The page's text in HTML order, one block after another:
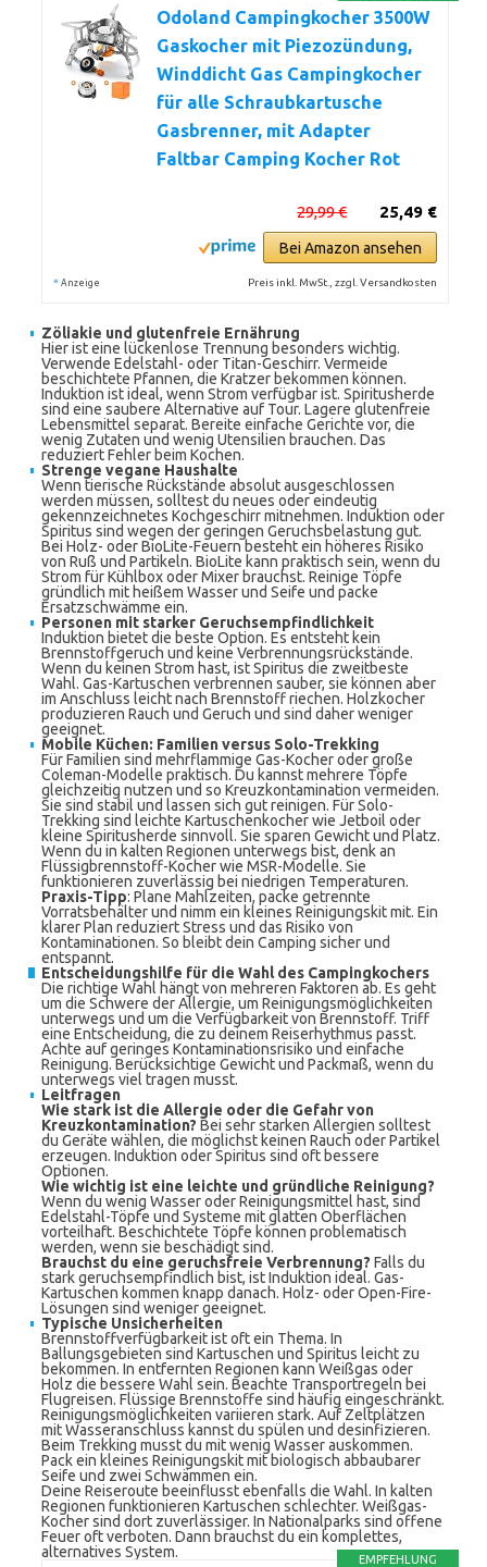
Odoland Campingkocher 3500W
Gaskocher mit Piezozündung,
Winddicht Gas Campingkocher
für alle Schraubkartusche
Gasbrenner, mit Adapter
Faltbar Camping Kocher Rot
25,49 €
29,99 €
Bei Amazon ansehen
* Anzeige Preis inkl. MwSt., zzgl. Versandkosten
Zöliakie und glutenfreie Ernährung
Hier ist eine lückenlose Trennung besonders wichtig.
Verwende Edelstahl- oder Titan-Geschirr. Vermeide
beschichtete Pfannen, die Kratzer bekommen können.
Induktion ist ideal, wenn Strom verfügbar ist. Spiritusherde
sind eine saubere Alternative auf Tour. Lagere glutenfreie
Lebensmittel separat. Bereite einfache Gerichte vor, die
wenig Zutaten und wenig Utensilien brauchen. Das
reduziert Fehler beim Kochen.
Strenge vegane Haushalte
Wenn tierische Rückstände absolut ausgeschlossen
werden müssen, solltest du neues oder eindeutig
gekennzeichnetes Kochgeschirr mitnehmen. Induktion oder
Spiritus sind wegen der geringen Geruchsbelastung gut.
Bei Holz- oder BioLite-Feuern besteht ein höheres Risiko
von Ruß und Partikeln. BioLite kann praktisch sein, wenn du
Strom für Kühlbox oder Mixer brauchst. Reinige Töpfe
gründlich mit heißem Wasser und Seife und packe
Ersatzschwämme ein.
Personen mit starker Geruchsempfindlichkeit
Induktion bietet die beste Option. Es entsteht kein
Brennstoffgeruch und keine Verbrennungsrückstände.
Wenn du keinen Strom hast, ist Spiritus die zweitbeste
Wahl. Gas-Kartuschen verbrennen sauber, sie können aber
im Anschluss leicht nach Brennstoff riechen. Holzkocher
produzieren Rauch und Geruch und sind daher weniger
geeignet.
Mobile Küchen: Familien versus Solo-Trekking
Für Familien sind mehrflammige Gas-Kocher oder große
Coleman-Modelle praktisch. Du kannst mehrere Töpfe
gleichzeitig nutzen und so Kreuzkontamination vermeiden.
Sie sind stabil und lassen sich gut reinigen. Für Solo-
Trekking sind leichte Kartuschenkocher wie Jetboil oder
kleine Spiritusherde sinnvoll. Sie sparen Gewicht und Platz.
Wenn du in kalten Regionen unterwegs bist, denk an
Flüssigbrennstoff-Kocher wie MSR-Modelle. Sie
funktionieren zuverlässig bei niedrigen Temperaturen.
Praxis-Tipp: Plane Mahlzeiten, packe getrennte
Vorratsbehälter und nimm ein kleines Reinigungskit mit. Ein
klarer Plan reduziert Stress und das Risiko von
Kontaminationen. So bleibt dein Camping sicher und
entspannt.
Entscheidungshilfe für die Wahl des Campingkochers
Die richtige Wahl hängt von mehreren Faktoren ab. Es geht
um die Schwere der Allergie, um Reinigungsmöglichkeiten
unterwegs und um die Verfügbarkeit von Brennstoff. Triff
eine Entscheidung, die zu deinem Reiserhythmus passt.
Achte auf geringes Kontaminationsrisiko und einfache
Reinigung. Berücksichtige Gewicht und Packmaß, wenn du
unterwegs viel tragen musst.
Leitfragen
Wie stark ist die Allergie oder die Gefahr von
Kreuzkontamination? Bei sehr starken Allergien solltest
du Geräte wählen, die möglichst keinen Rauch oder Partikel
erzeugen. Induktion oder Spiritus sind oft bessere
Optionen.
Wie wichtig ist eine leichte und gründliche Reinigung?
Wenn du wenig Wasser oder Reinigungsmittel hast, sind
Edelstahl-Töpfe und Systeme mit glatten Oberflächen
vorteilhaft. Beschichtete Töpfe können problematisch
werden, wenn sie beschädigt sind.
Brauchst du eine geruchsfreie Verbrennung? Falls du
stark geruchsempfindlich bist, ist Induktion ideal. Gas-
Kartuschen kommen knapp danach. Holz- oder Open-Fire-
Lösungen sind weniger geeignet.
Typische Unsicherheiten
Brennstoffverfügbarkeit ist oft ein Thema. In
Ballungsgebieten sind Kartuschen und Spiritus leicht zu
bekommen. In entfernten Regionen kann Weißgas oder
Holz die bessere Wahl sein. Beachte Transportregeln bei
Flugreisen. Flüssige Brennstoffe sind häufig eingeschränkt.
Reinigungsmöglichkeiten variieren stark. Auf Zeltplätzen
mit Wasseranschluss kannst du spülen und desinfizieren.
Beim Trekking musst du mit wenig Wasser auskommen.
Pack ein kleines Reinigungskit mit biologisch abbaubarer
Seife und zwei Schwämmen ein.
Deine Reiseroute beeinflusst ebenfalls die Wahl. In kalten
Regionen funktionieren Kartuschen schlechter. Weißgas-
Kocher sind dort zuverlässiger. In Nationalparks sind offene
Feuer oft verboten. Dann brauchst du ein komplettes,
alternatives System.
EMPFEHLUNG